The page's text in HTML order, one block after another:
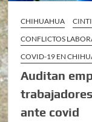
CHIHUAHUA
CONFLICTOS
COVID-19 EN
Auditan
ante covid